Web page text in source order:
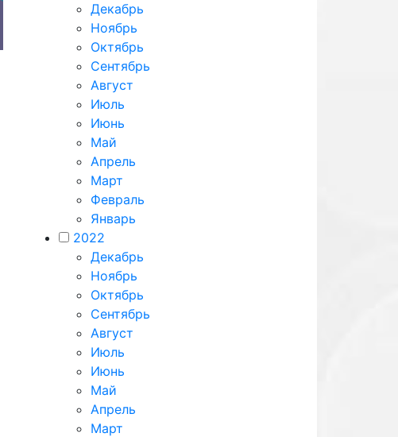
Декабрь
Ноябрь
Октябрь
Сентябрь
Август
Июль
Июнь
Май
Апрель
Март
Февраль
Январь
2022
Декабрь
Ноябрь
Октябрь
Сентябрь
Август
Июль
Июнь
Май
Апрель
Март